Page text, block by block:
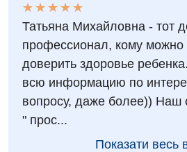
★
★
★
★
★
★ ★ ★ ★ ★
Татьяна Михайловна - тот
профессионал, кому можно
доверить здоровье
всю информацию по
вопросу, даже более)) Наш
" прос...
Показати весь